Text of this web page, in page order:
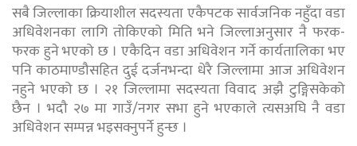
सबै जिल्लाका क्रियाशील सदस्यता एकैपटक सार्वजनिक नहुँदा वडा
अधिवेशनका लागि तोकिएको मिति भने जिल्लाअनुसार नै फरक-
फरक हुने भएको छ । एकैदिन वडा अधिवेशन गर्ने कार्यतालिका भए
पनि काठमाण्डौसहित दुई दर्जनभन्दा धेरै जिल्लामा आज अधिवेशन
नहुने भएको छ । २१ जिल्लामा सदस्यता विवाद अझै टुङ्गिसकेको
छैन । भदौ २७ मा गाउँ/नगर सभा हुने भएकाले त्यसअघि नै वडा
अधिवेशन सम्पन्न भइसक्नुपर्ने हुन्छ ।